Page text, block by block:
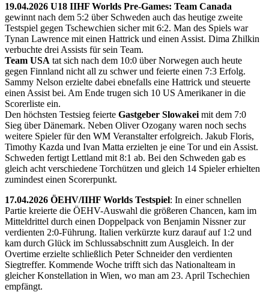
19.04.2026 U18 IIHF Worlds Pre-Games: Team Canada
gewinnt nach dem 5:2 über Schweden auch das heutige zweite
Testspiel gegen Tschewchien sicher mit 6:2. Man des Spiels war
Tynan Lawrence mit einen Hattrick und einen Assist. Dima Zhilkin
verbuchte drei Assists für sein Team.
Team USA tat sich nach dem 10:0 über Norwegen auch heute
gegen Finnland nicht all zu schwer und feierte einen 7:3 Erfolg.
Sammy Nelson erzielte dabei ebnefalls eine Hattrick und steuerte
einen Assist bei. Am Ende trugen sich 10 US Amerikaner in die
Scorerliste ein.
Den höchsten Testsieg feierte Gastgeber Slowakei mit dem 7:0
Sieg über Dänemark. Neben Oliver Ozogany waren noch sechs
weitere Spieler für den WM Veranstalter erfolgreich. Jakub Floris,
Timothy Kazda und Ivan Matta erzielten je eine Tor und ein Assist.
Schweden fertigt Lettland mit 8:1 ab. Bei den Schweden gab es
gleich acht verschiedene Torchützen und gleich 14 Spieler erhielten
zumindest einen Scorerpunkt.
17.04.2026 ÖEHV/IIHF Worlds Testspiel: In einer schnellen
Partie kreierte die ÖEHV-Auswahl die größeren Chancen, kam im
Mitteldrittel durch einen Doppelpack von Benjamin Nissner zur
verdienten 2:0-Führung. Italien verkürzte kurz darauf auf 1:2 und
kam durch Glück im Schlussabschnitt zum Ausgleich. In der
Overtime erzielte schließlich Peter Schneider den verdienten
Siegtreffer. Kommende Woche trifft sich das Nationalteam in
gleicher Konstellation in Wien, wo man am 23. April Tschechien
empfängt.